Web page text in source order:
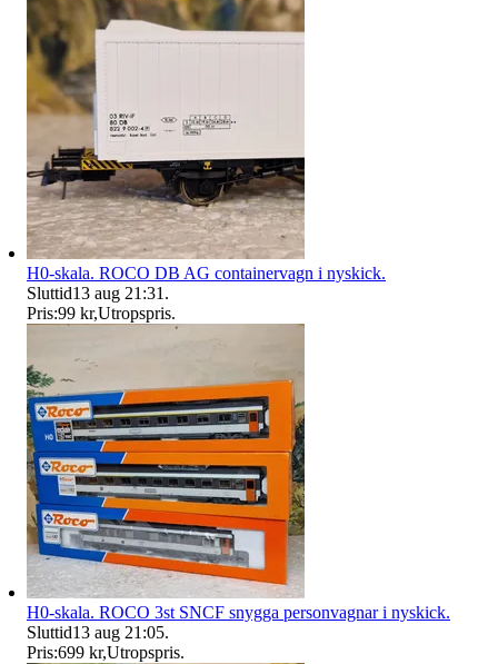
H0-skala. ROCO DB AG containervagn i nyskick.
Sluttid13 aug 21:31 .
Pris:99 kr,Utropspris.
H0-skala. ROCO 3st SNCF snygga personvagnar i nyskick.
Sluttid13 aug 21:05.
Pris:699 kr,Utropspris.